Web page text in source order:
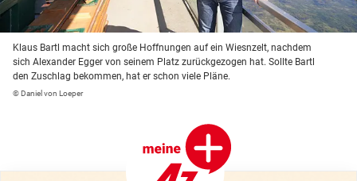
Klaus Bartl macht sich große Hoffnungen auf ein Wiesnzelt, nachdem
sich Alexander Egger von seinem Platz zurückgezogen hat. Sollte Bartl
den Zuschlag bekommen, hat er schon viele Pläne.
© Daniel von Loeper